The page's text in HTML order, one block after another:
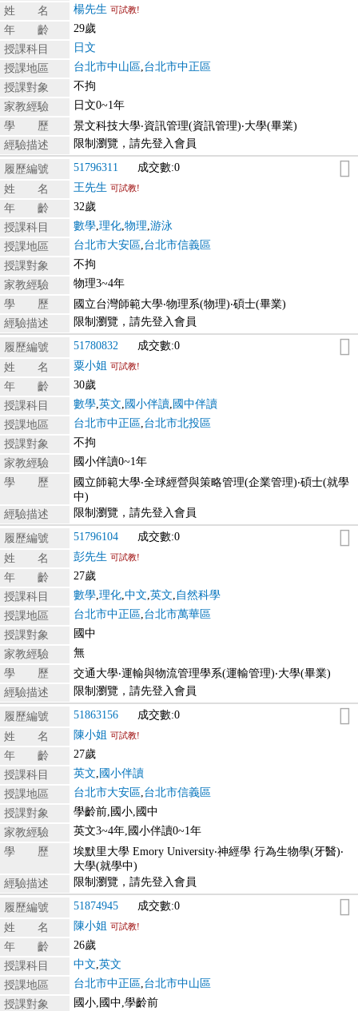
姓 名
楊先生 可試教!
年 齡
29歲
授課科目
日文
授課地區
台北市中山區 台北市中正區
授課對象
不拘
家教經驗
日文0~1年
學 歷
景文科技大學‧資訊管理(資訊管理)‧大學(畢業)
經驗描述
限制瀏覽，請先登入會員
履歷編號 51796311
成交數:0
姓 名
王先生 可試教!
年 齡
32歲
授課科目
數學 理化 物理 游泳
授課地區
台北市大安區 台北市信義區
授課對象
不拘
家教經驗
物理3~4年
學 歷
國立台灣師範大學‧物理系(物理)‧碩士(畢業)
經驗描述
限制瀏覽，請先登入會員
履歷編號 51780832
成交數:0
姓 名
粟小姐 可試教!
年 齡
30歲
授課科目
數學 英文 國小伴讀 國中伴讀
授課地區
台北市中正區 台北市北投區
授課對象
不拘
家教經驗
國小伴讀0~1年
學 歷
國立師範大學‧全球經營與策略管理(企業管理)‧碩士(就學
中)
經驗描述
限制瀏覽，請先登入會員
履歷編號 51796104
成交數:0
姓 名
彭先生 可試教!
年 齡
27歲
授課科目
數學 理化 中文 英文 自然科學
授課地區
台北市中正區 台北市萬華區
授課對象
國中
家教經驗
無
學 歷
交通大學‧運輸與物流管理學系(運輸管理)‧大學(畢業)
經驗描述
限制瀏覽，請先登入會員
履歷編號 51863156
成交數:0
姓 名
陳小姐 可試教!
年 齡
27歲
授課科目
英文 國小伴讀
授課地區
台北市大安區 台北市信義區
授課對象
學齡前,國小,國中
家教經驗
英文3~4年,國小伴讀0~1年
學 歷
埃默里大學 Emory University‧神經學 行為生物學(牙醫)‧
大學(就學中)
經驗描述
限制瀏覽，請先登入會員
履歷編號 51874945
成交數:0
姓 名
陳小姐 可試教!
年 齡
26歲
授課科目
中文 英文
授課地區
台北市中正區 台北市中山區
授課對象
國小,國中,學齡前